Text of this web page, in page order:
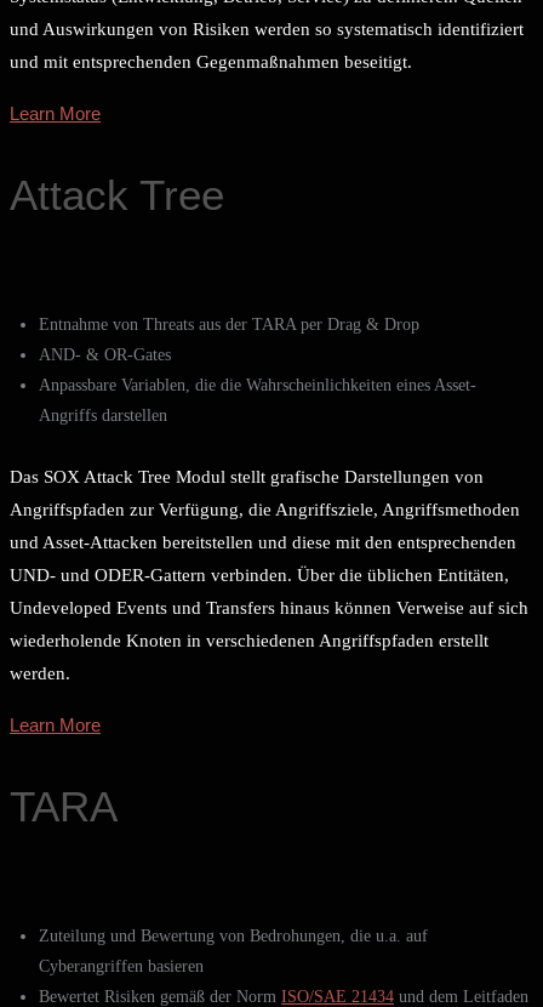
und Auswirkungen von Risiken werden so systematisch identifiziert
und mit entsprechenden Gegenmaßnahmen beseitigt.
Learn More
Attack Tree
Entnahme von Threats aus der TARA per Drag & Drop
AND- & OR-Gates
Anpassbare Variablen, die die Wahrscheinlichkeiten eines Asset-
Angriffs darstellen
Das SOX Attack Tree Modul stellt grafische Darstellungen von
Angriffspfaden zur Verfügung, die Angriffsziele, Angriffsmethoden
und Asset-Attacken bereitstellen und diese mit den entsprechenden
UND- und ODER-Gattern verbinden. Über die üblichen Entitäten,
Undeveloped Events und Transfers hinaus können Verweise auf sich
wiederholende Knoten in verschiedenen Angriffspfaden erstellt
werden.
Learn More
TARA
Zuteilung und Bewertung von Bedrohungen, die u.a. auf
Cyberangriffen basieren
Bewertet Risiken gemäß der Norm ISO/SAE 21434 und dem Leitfaden